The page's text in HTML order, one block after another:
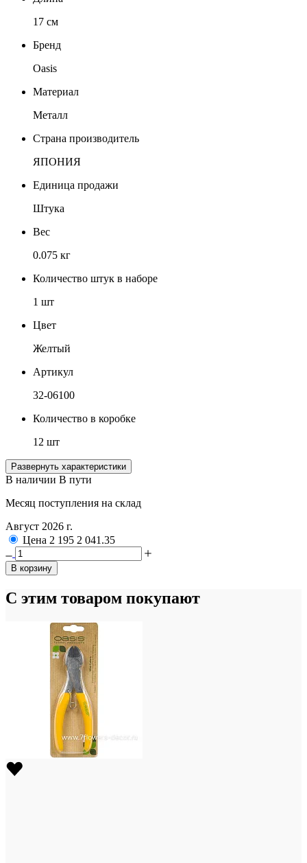
17 см
Бренд
Oasis
Материал
Металл
Страна производитель
ЯПОНИЯ
Единица продажи
Штука
Вес
0.075 кг
Количество штук в наборе
1 шт
Цвет
Желтый
Артикул
32-06100
Количество в коробке
12 шт
Развернуть характеристики
В наличии В пути
Месяц поступления на склад
Август 2026 г.
Цена 2 195 2 041.35
В корзину
С этим товаром покупают